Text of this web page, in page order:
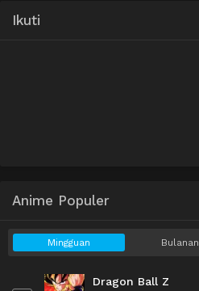
Ikuti
Anime Populer
Mingguan Bulanan
Dragon Ball Z